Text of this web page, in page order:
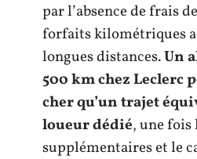
par l’absence de frais
forfaits kilométriques
longues distances.Un
500 km chez Leclerc
cher qu’un trajet
loueur dédié, une
supplémentaires et le